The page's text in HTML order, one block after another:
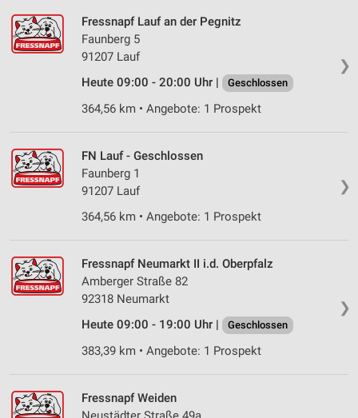
❯
Fressnapf Lauf an der Pegnitz
Faunberg 5
91207 Lauf
Heute 09:00 - 20:00 Uhr |
Geschlossen
364,56 km • Angebote: 1 Prospekt
❯
FN Lauf - Geschlossen
Faunberg 1
91207 Lauf
364,56 km • Angebote: 1 Prospekt
❯
Fressnapf Neumarkt II i.d. Oberpfalz
Amberger Straße 82
92318 Neumarkt
Heute 09:00 - 19:00 Uhr |
Geschlossen
383,39 km • Angebote: 1 Prospekt
Fressnapf Weiden